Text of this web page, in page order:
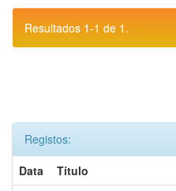
Resultados 1-1 de 1.
Registos:
Data
Título